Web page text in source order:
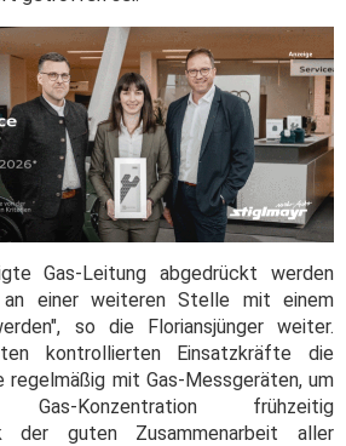
Gas-Leitung abgedrückt werden
einer weiteren Stelle mit einem
so die Floriansjünger weiter.
kontrollierten Einsatzkräfte die
regelmäßig mit Gas-Messgeräten, um
Konzentration frühzeitig
der guten Zusammenarbeit aller